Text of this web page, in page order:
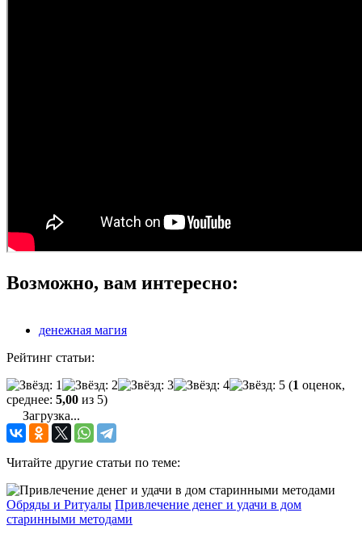
Возможно, вам интересно:
денежная магия
Рейтинг статьи:
(1 оценок,
среднее: 5,00 из 5)
Загрузка...
Читайте другие статьи по теме:
Обряды и Ритуалы Привлечение денег и удачи в дом
старинными методами